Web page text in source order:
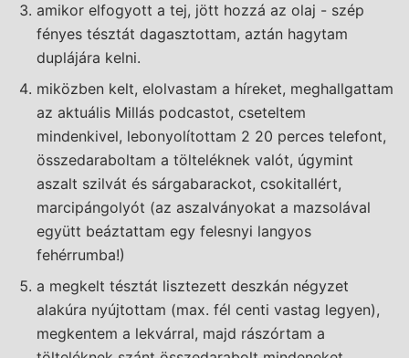
amikor elfogyott a tej, jött hozzá az olaj - szép
fényes tésztát dagasztottam, aztán hagytam
duplájára kelni.
miközben kelt, elolvastam a híreket, meghallgattam
az aktuális Millás podcastot, cseteltem
mindenkivel, lebonyolítottam 2 20 perces telefont,
összedaraboltam a tölteléknek valót, úgymint
aszalt szilvát és sárgabarackot, csokitallért,
marcipángolyót (az aszalványokat a mazsolával
együtt beáztattam egy felesnyi langyos
fehérrumba!)
a megkelt tésztát lisztezett deszkán négyzet
alakúra nyújtottam (max. fél centi vastag legyen),
megkentem a lekvárral, majd rászórtam a